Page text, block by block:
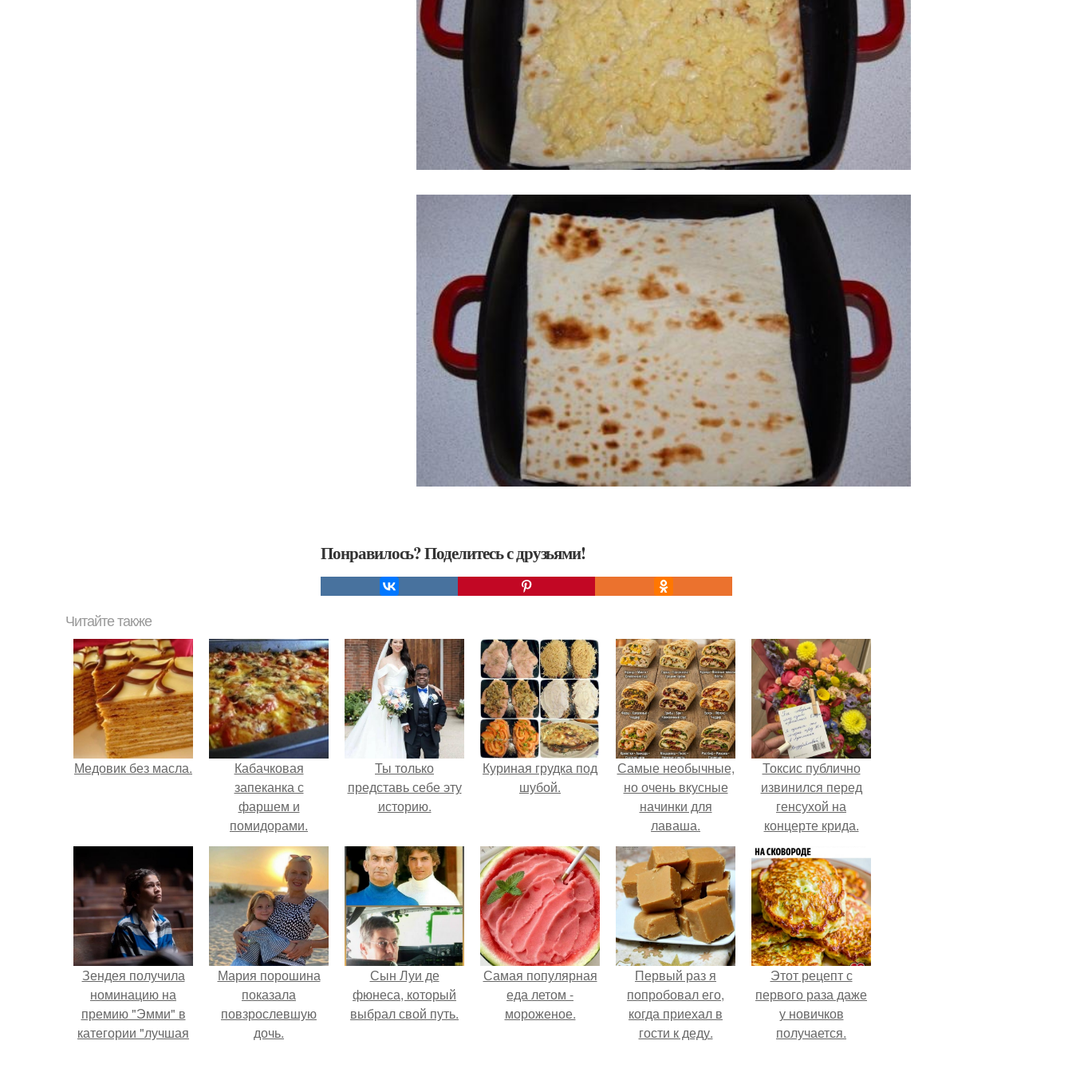
Понравилось? Поделитесь с друзьями!
Читайте также
Медовик без масла.
Кабачковая
запеканка с
фаршем и
помидорами.
Ты только
представь себе эту
историю.
Куриная грудка под
шубой.
Самые необычные,
но очень вкусные
начинки для
лаваша.
Токсис публично
извинился перед
генсухой на
концерте крида.
Зендея получила
номинацию на
премию "Эмми" в
категории "лучшая
Мария порошина
показала
повзрослевшую
дочь.
Сын Луи де
фюнеса, который
выбрал свой путь.
Самая популярная
еда летом -
мороженое.
Первый раз я
попробовал его,
когда приехал в
гости к деду.
Этот рецепт с
первого раза даже
у новичков
получается.